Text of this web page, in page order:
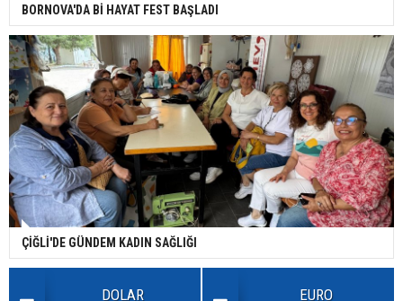
BORNOVA'DA Bİ HAYAT FEST BAŞLADI
ÇİĞLİ'DE GÜNDEM KADIN SAĞLIĞI
DOLAR EURO